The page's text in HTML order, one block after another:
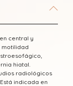
central y
motilidad
hiatal.
radiológicos
indicada en